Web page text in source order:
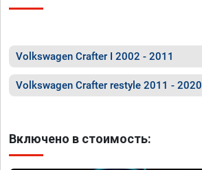
Volkswagen Crafter I 2002 - 2011
Volkswagen Crafter restyle 2011 - 2020
Включено в стоимость: